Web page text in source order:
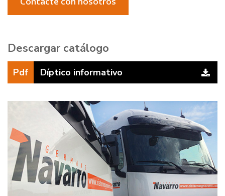
Descargar catálogo
Pdf Díptico informativo